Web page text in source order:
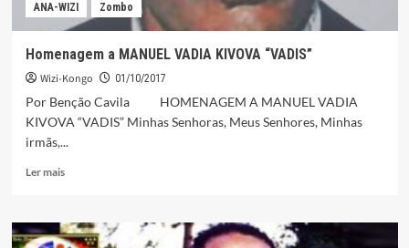
ANA-WIZI Zombo
Homenagem a MANUEL VADIA KIVOVA “VADIS”
Wizi-Kongo 01/10/2017
Por Benção Cavila HOMENAGEM A MANUEL VADIA
KIVOVA “VADIS” Minhas Senhoras, Meus Senhores, Minhas
irmãs,...
Ler maisLeia
Homenagem
a